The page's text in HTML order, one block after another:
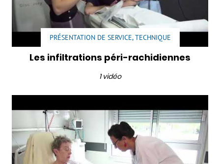
PRÉSENTATION DE SERVICE, TECHNIQUE
Les infiltrations péri-rachidiennes
1 vidéo